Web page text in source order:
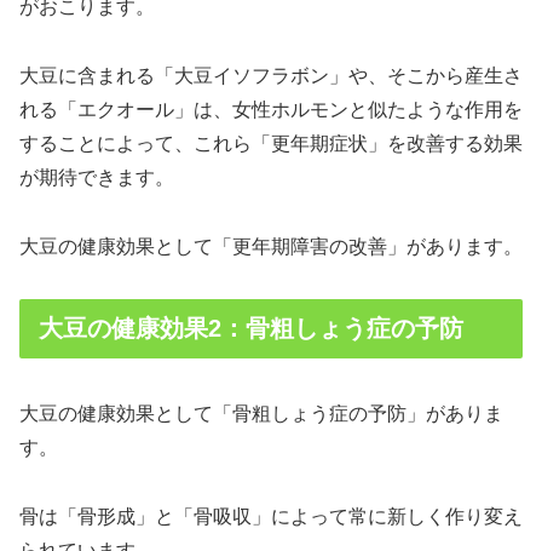
がおこります。
大豆に含まれる「大豆イソフラボン」や、そこから産生さ
れる「エクオール」は、女性ホルモンと似たような作用を
することによって、これら「更年期症状」を改善する効果
が期待できます。
大豆の健康効果として「更年期障害の改善」があります。
大豆の健康効果2：骨粗しょう症の予防
大豆の健康効果として「骨粗しょう症の予防」がありま
す。
骨は「骨形成」と「骨吸収」によって常に新しく作り変え